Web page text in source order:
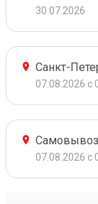
30.07.2026
Санкт-
07.08.2026 с
Самовывоз
07.08.2026 с